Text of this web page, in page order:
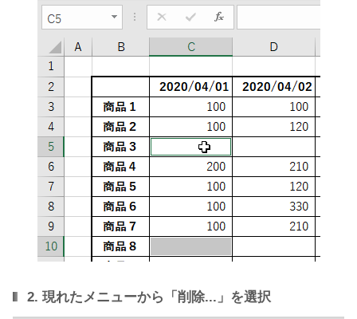
2. 現れたメニューから「削除...」を選択